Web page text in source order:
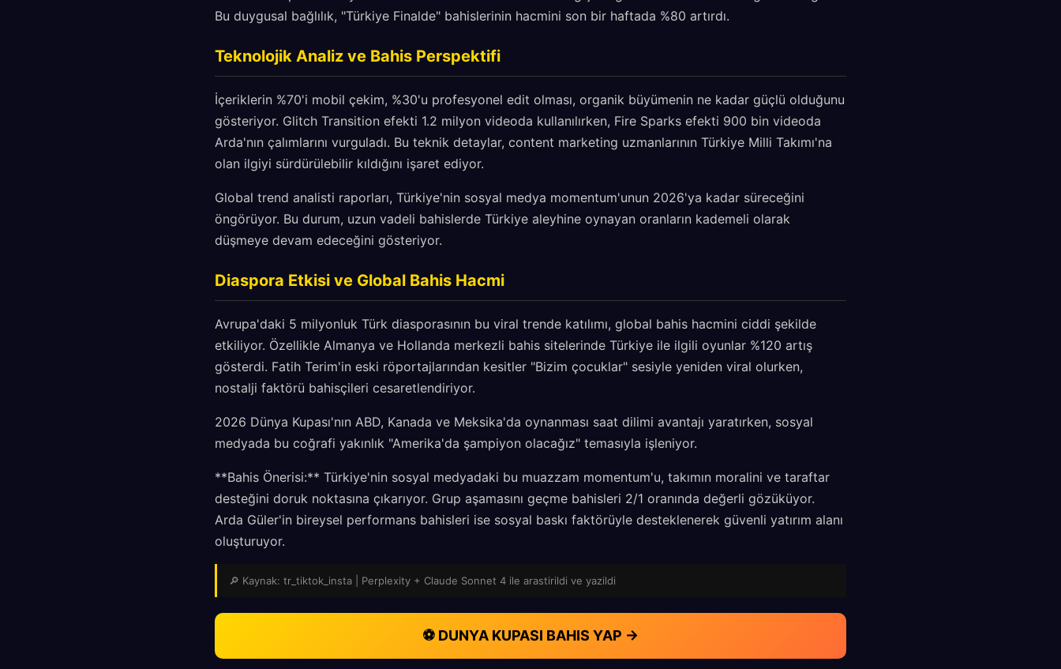
Bu duygusal bağlılık, "Türkiye Finalde" bahislerinin hacmini son bir haftada %80 artırdı.
Teknolojik Analiz ve Bahis Perspektifi
İçeriklerin %70'i mobil çekim, %30'u profesyonel edit olması, organik büyümenin ne kadar güçlü olduğunu
gösteriyor. Glitch Transition efekti 1.2 milyon videoda kullanılırken, Fire Sparks efekti 900 bin videoda
Arda'nın çalımlarını vurguladı. Bu teknik detaylar, content marketing uzmanlarının Türkiye Milli Takımı'na
olan ilgiyi sürdürülebilir kıldığını işaret ediyor.
Global trend analisti raporları, Türkiye'nin sosyal medya momentum'unun 2026'ya kadar süreceğini
öngörüyor. Bu durum, uzun vadeli bahislerde Türkiye aleyhine oynayan oranların kademeli olarak
düşmeye devam edeceğini gösteriyor.
Diaspora Etkisi ve Global Bahis Hacmi
Avrupa'daki 5 milyonluk Türk diasporasının bu viral trende katılımı, global bahis hacmini ciddi şekilde
etkiliyor. Özellikle Almanya ve Hollanda merkezli bahis sitelerinde Türkiye ile ilgili oyunlar %120 artış
gösterdi. Fatih Terim'in eski röportajlarından kesitler "Bizim çocuklar" sesiyle yeniden viral olurken,
nostalji faktörü bahisçileri cesaretlendiriyor.
2026 Dünya Kupası'nın ABD, Kanada ve Meksika'da oynanması saat dilimi avantajı yaratırken, sosyal
medyada bu coğrafi yakınlık "Amerika'da şampiyon olacağız" temasıyla işleniyor.
**Bahis Önerisi:** Türkiye'nin sosyal medyadaki bu muazzam momentum'u, takımın moralini ve taraftar
desteğini doruk noktasına çıkarıyor. Grup aşamasını geçme bahisleri 2/1 oranında değerli gözüküyor.
Arda Güler'in bireysel performans bahisleri ise sosyal baskı faktörüyle desteklenerek güvenli yatırım alanı
oluşturuyor.
🔎 Kaynak: tr_tiktok_insta | Perplexity + Claude Sonnet 4 ile arastirildi ve yazildi
⚽ DUNYA KUPASI BAHIS YAP →